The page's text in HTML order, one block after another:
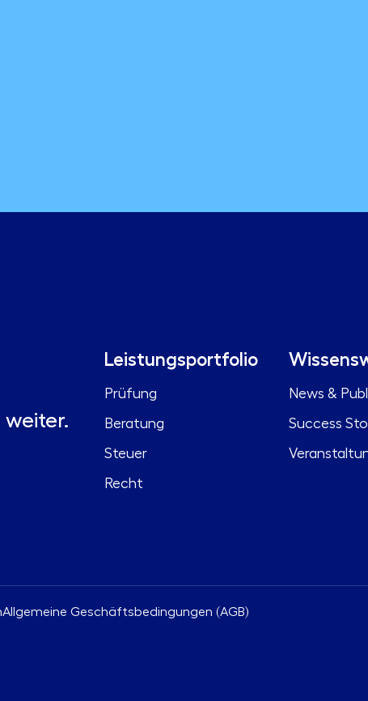
weiter.
Leistungsportfolio
Prüfung
Beratung
Steuer
Recht
News &
Success
Allgemeine Geschäftsbedingungen (AGB)